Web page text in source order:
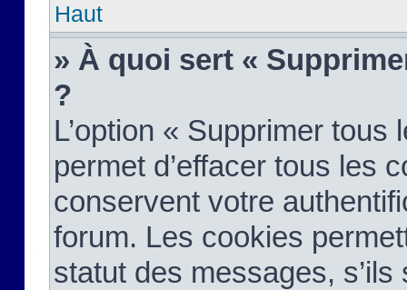
Haut
» À quoi sert «
?
L’option « Supprimer
permet d’effacer tous les
conservent votre
forum. Les cookies
statut des messages,